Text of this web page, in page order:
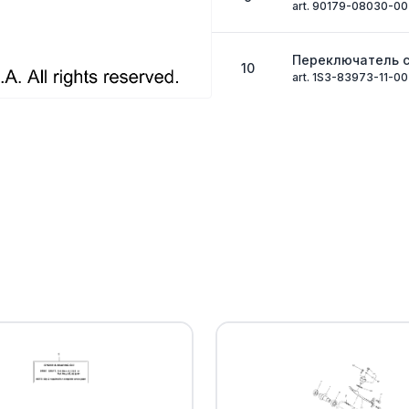
art. 90179-08030-00
10
Переключатель
art. 1S3-83973-11-00